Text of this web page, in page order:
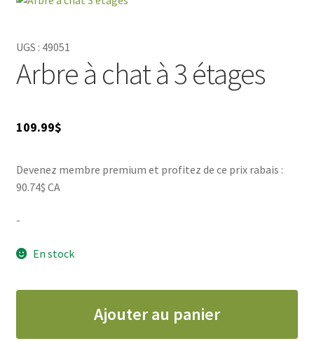
SERVICES
PAR MARQUES
🍁 PRODUITS CANADIEN
VENTES
UGS : 49051
Arbre à chat à 3 étages
109.99$
Devenez membre premium et profitez de ce prix rabais :
90.74$ CA
-
En stock
Ajouter au panier